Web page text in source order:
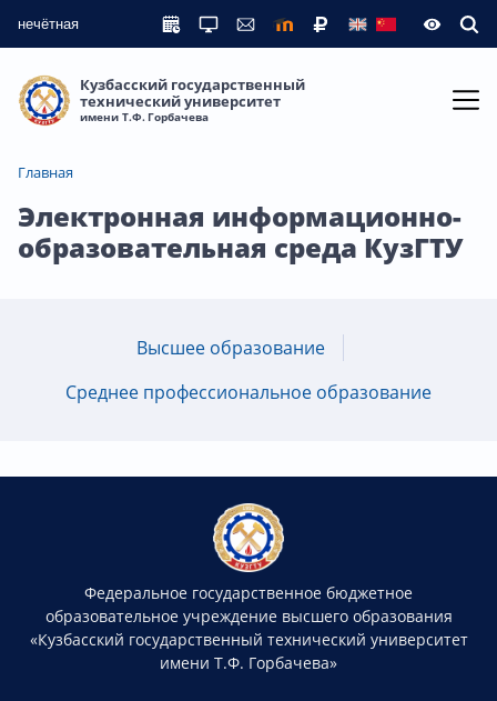
нечётная
Кузбасский государственный
технический университет
имени Т.Ф. Горбачева
Главная
Электронная информационно-
образовательная среда КузГТУ
Высшее образование
Среднее профессиональное образование
Федеральное государственное бюджетное
образовательное учреждение высшего образования
«Кузбасский государственный технический университет
имени Т.Ф. Горбачева»